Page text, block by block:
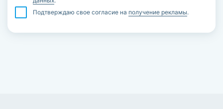
Подтверждаю свое согласие на получение рекламы.